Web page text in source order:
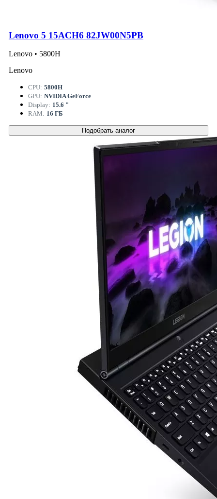
Lenovo 5 15ACH6 82JW00N5PB
Lenovo • 5800H
Lenovo
CPU: 5800H
GPU: NVIDIA GeForce
Display: 15.6 "
RAM: 16 ГБ
Подобрать аналог